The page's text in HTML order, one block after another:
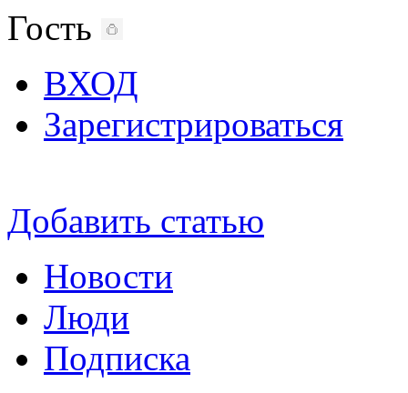
Гость
ВХОД
Зарегистрироваться
Добавить статью
Новости
Люди
Подписка